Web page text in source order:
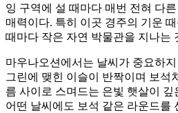
잉 구역에 설 때마다 매번 전혀 다
매력이다. 특히 이곳 경주의 기운
때마다 작은 자연 박물관을 지나는
마우나오션에서는 날씨가 중요하
그린에 맺힌 이슬이 반짝이며 보석
름 사이로 스며드는 은빛 햇살이
어떤 날씨에도 보석 같은 라운드를